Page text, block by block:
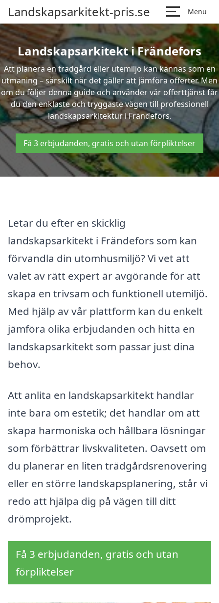
Landskapsarkitekt-pris.se Menu
Landskapsarkitekt i Frändefors
Att planera en trädgård eller utemiljö kan kännas som en
utmaning – särskilt när det gäller att jämföra offerter. Men
om du följer denna guide och använder vår offerttjänst får
du den enklaste och tryggaste vägen till professionell
landskapsarkitektur i Frändefors.
Få 3 erbjudanden, gratis och utan förpliktelser
Letar du efter en skicklig
landskapsarkitekt i Frändefors som kan
förvandla din utomhusmiljö? Vi vet att
valet av rätt expert är avgörande för att
skapa en trivsam och funktionell utemiljö.
Med hjälp av vår plattform kan du enkelt
jämföra olika erbjudanden och hitta en
landskapsarkitekt som passar just dina
behov.
Att anlita en landskapsarkitekt handlar
inte bara om estetik; det handlar om att
skapa harmoniska och hållbara lösningar
som förbättrar livskvaliteten. Oavsett om
du planerar en liten trädgårdsrenovering
eller en större landskapsplanering, står vi
redo att hjälpa dig på vägen till ditt
drömprojekt.
Få 3 erbjudanden, gratis och utan
förpliktelser